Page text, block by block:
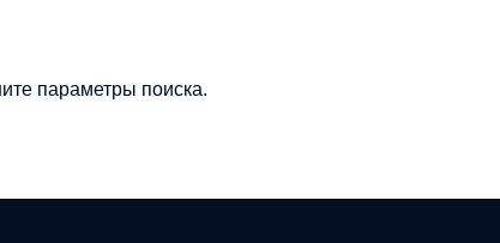
параметры поиска.